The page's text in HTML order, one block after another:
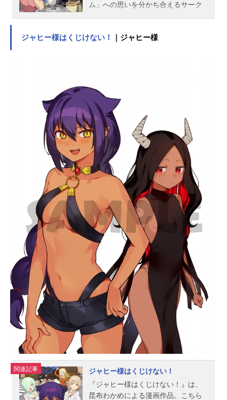
ム」への思いを分かち合えるサーク
＝「現視研（げんしけん）」の2年
プや即売会など、そのモデル並のル
ックスに反比例したオタク・高坂、
そして斑目たち「現視研」のメンバ
ーと行動をともにしていくなかで、
ココロを解放していった笹原はこの
道に進む覚悟！を決めていく。高坂
にベタ惚れな（非オタク）春日部咲
やコスプレイヤー・大野など様々な
人間も加わって、今日も「現視研」
を舞台にした笹原のオタクライフは
ゆるりと流れるのであった。作品名
げんしけん放送形態TVアニメスケジ
ュール2004年10月10日（日)～2004
年12月26日（日）ちばテレビほか話
数全12話キャスト笹原完士：大山鎬
則高坂真琴：斎賀みつき春日部咲：
雪野五月斑目晴信：檜山修之田中総
市郎：関智一久我山光紀：乃村健次
大野加奈子：川澄綾子荻上千佳：水
橋かおり朽木学：石田彰スタッフ原
作：木尾士目（講談社月刊「アフタ
ヌーン」連載）監督：池端隆史シ
リ...
ジャヒー様はくじけない！ ｜ジャヒー様
関連記事
ジャヒー様はくじけない！
『ジャヒー様はくじけない！』は、
昆布わかめによる漫画作品。こちら